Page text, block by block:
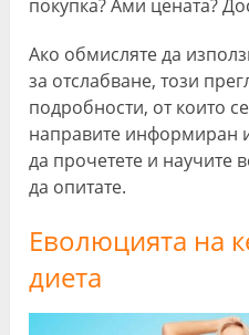
покупка? Ами цената?
Ако обмисляте да
за отслабване, този
подробности, от които
направите информиран
да прочетете и научите
да опитате.
Еволюцията на
диета